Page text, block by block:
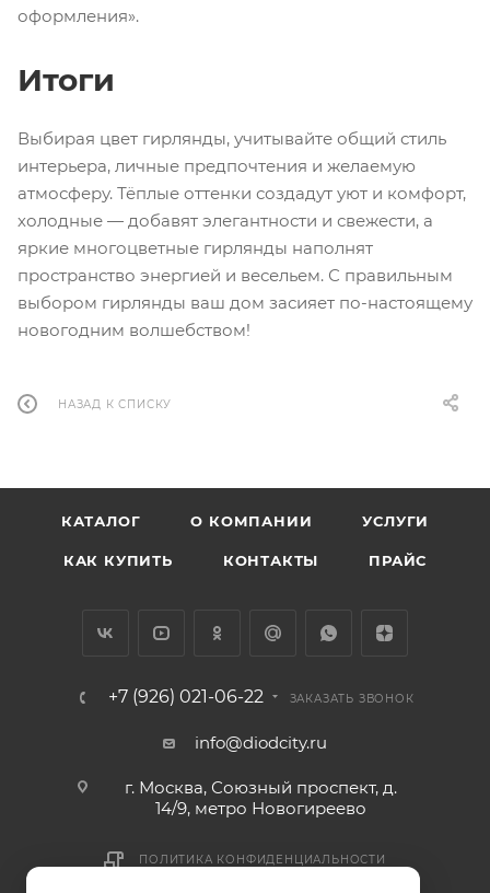
оформления».
Итоги
Выбирая цвет гирлянды, учитывайте общий стиль
интерьера, личные предпочтения и желаемую
атмосферу. Тёплые оттенки создадут уют и комфорт,
холодные — добавят элегантности и свежести, а
яркие многоцветные гирлянды наполнят
пространство энергией и весельем. С правильным
выбором гирлянды ваш дом засияет по-настоящему
новогодним волшебством!
НАЗАД К СПИСКУ
КАТАЛОГ О КОМПАНИИ УСЛУГИ
КАК КУПИТЬ КОНТАКТЫ ПРАЙС
+7 (926) 021-06-22 ЗАКАЗАТЬ ЗВОНОК
info@diodcity.ru
г. Москва, Союзный проспект, д.
14/9, метро Новогиреево
ПОЛИТИКА КОНФИДЕНЦИАЛЬНОСТИ